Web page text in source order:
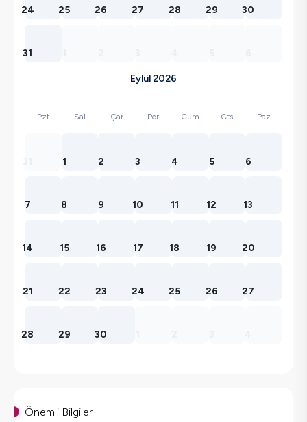
24 25 26 27 28 29 30
31
Eylül 2026
Pzt Sal Çar Per Cum Cts Paz
1 2 3 4 5 6
7 8 9 10 11 12 13
14 15 16 17 18 19 20
21 22 23 24 25 26 27
28 29 30
Önemli Bilgiler